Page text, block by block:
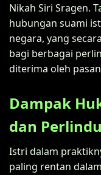
Nikah Siri Sragen.
hubungan suami
negara, yang
bagi berbagai
diterima oleh
Dampak
dan
Istri dalam
paling rentan